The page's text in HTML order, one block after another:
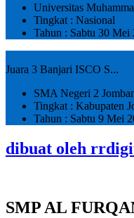
Universitas
Tingkat : Nasional
Tahun : Sabtu 30 Mei
Juara 3 Banjari ISCO S...
SMA Negeri 2
Tingkat : Kabupaten
Tahun : Sabtu 9 Mei
dibuat oleh
SMP AL